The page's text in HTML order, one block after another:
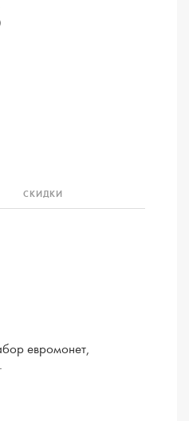
СКИДКИ
евромонет,